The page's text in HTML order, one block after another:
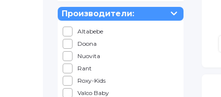
Производители:
Altabebe
Doona
Nuovita
Rant
Roxy-Kids
Valco Baby